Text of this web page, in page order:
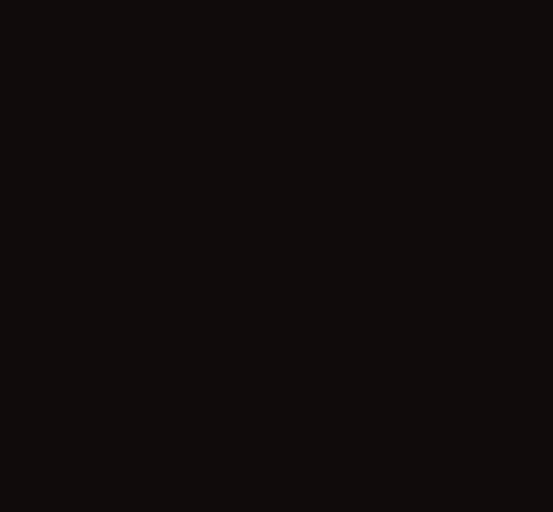
çekimlerine hazırlanırken kıyafetlerinize özen göstermeniz gerekir.